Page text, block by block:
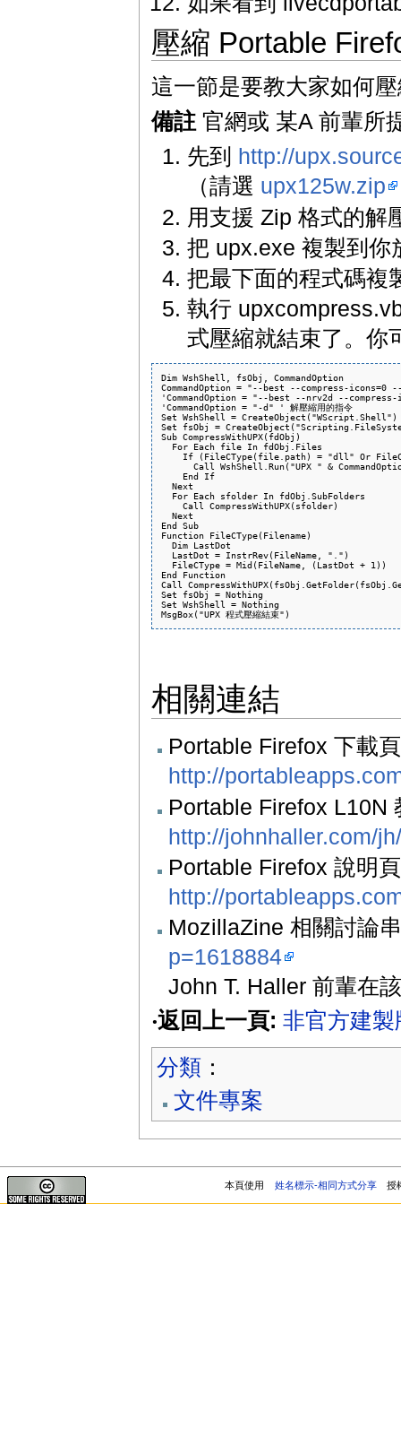
壓縮 Portable
這一節是要教大家如何
備註官網或 某A 前輩所
先到 http://
（請選 upx125w.zip
用支援 Zip 格式的解
把 upx.exe 複製到你
把最下面的程式碼複
執行
式壓縮就結束了。你
Dim WshShell, fsObj, CommandOption
CommandOption = "--best --compress-icons=0
'CommandOption = "--best --nrv2d --
'CommandOption = "-d" ' 解壓縮用的指令
Set WshShell = CreateObject("WScript.Shell")
Set fsObj =
Sub CompressWithUPX(fdObj)
  For Each file In fdObj.Files
If (FileCType(file.path) = "dll" Or
Call WshShell.Run("UPX " &
    End If
  Next
  For Each sfolder In fdObj.SubFolders
    Call CompressWithUPX(sfolder)
  Next
End Sub
Function FileCType(Filename)
  Dim LastDot
  LastDot = InstrRev(FileName, ".")
  FileCType = Mid(FileName, (LastDot + 1))
End Function
Call
Set fsObj = Nothing
Set WshShell = Nothing
相關連結
Portable Firefox 下載
http://
Portable Firefox L10N
http://johnhaller.com/
Portable Firefox 說明
http://
MozillaZine 相關討論
p=1618884
John T. Haller 前輩在
‧返回上一頁: 非官方建製
分類 ：
文件專案
本頁使用 姓名標示-相同方式分享 授